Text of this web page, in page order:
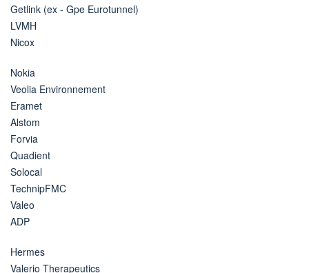
Getlink (ex - Gpe Eurotunnel)
LVMH
Nicox
Nokia
Veolia Environnement
Eramet
Alstom
Forvia
Quadient
Solocal
TechnipFMC
Valeo
ADP
Hermes
Valerio Therapeutics